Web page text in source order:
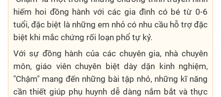
hiếm hoi đồng hành với các gia đình có bé từ 0-6
tuổi, đặc biệt là những em nhỏ có nhu cầu hỗ trợ đặc
biệt khi mắc chứng rối loạn phổ tự kỷ.
Với sự đồng hành của các chuyên gia, nhà chuyên
môn, giáo viên chuyên biệt dày dặn kinh nghiệm,
"Chậm" mang đến những bài tập nhỏ, những kĩ năng
cần thiết giúp phụ huynh dễ dàng nắm bắt và thực